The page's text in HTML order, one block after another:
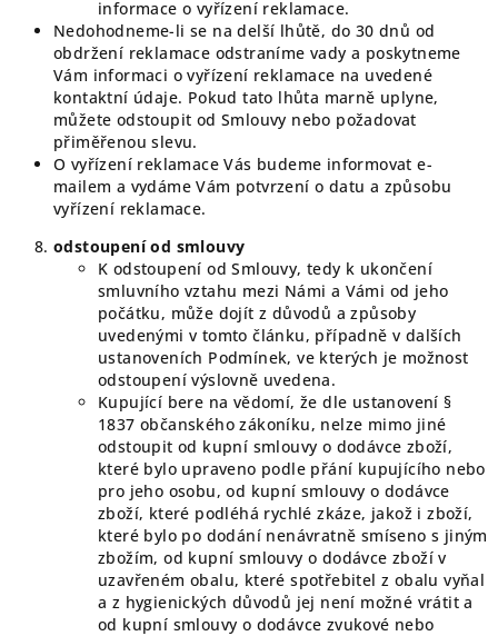
informace o vyřízení reklamace.
Nedohodneme-li se na delší lhůtě, do 30 dnů od
obdržení reklamace odstraníme vady a poskytneme
Vám informaci o vyřízení reklamace na uvedené
kontaktní údaje. Pokud tato lhůta marně uplyne,
můžete odstoupit od Smlouvy nebo požadovat
přiměřenou slevu.
O vyřízení reklamace Vás budeme informovat e-
mailem a vydáme Vám potvrzení o datu a způsobu
vyřízení reklamace.
odstoupení od smlouvy
K odstoupení od Smlouvy, tedy k ukončení
smluvního vztahu mezi Námi a Vámi od jeho
počátku, může dojít z důvodů a způsoby
uvedenými v tomto článku, případně v dalších
ustanoveních Podmínek, ve kterých je možnost
odstoupení výslovně uvedena.
Kupující bere na vědomí, že dle ustanovení §
1837 občanského zákoníku, nelze mimo jiné
odstoupit od kupní smlouvy o dodávce zboží,
které bylo upraveno podle přání kupujícího nebo
pro jeho osobu, od kupní smlouvy o dodávce
zboží, které podléhá rychlé zkáze, jakož i zboží,
které bylo po dodání nenávratně smíseno s jiným
zbožím, od kupní smlouvy o dodávce zboží v
uzavřeném obalu, které spotřebitel z obalu vyňal
a z hygienických důvodů jej není možné vrátit a
od kupní smlouvy o dodávce zvukové nebo